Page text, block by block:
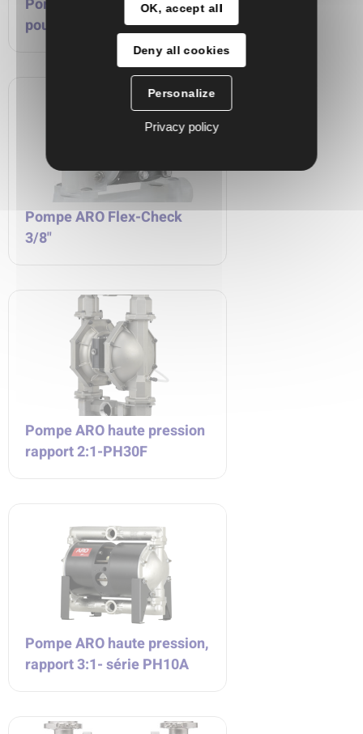
Pompe ARO de transfert de
poudre - série PP
Pompe ARO Flex-Check
3/8"
Pompe ARO haute pression
rapport 2:1-PH30F
Pompe ARO haute pression,
rapport 3:1- série PH10A
OK, accept all
Deny all cookies
Personalize
Privacy policy